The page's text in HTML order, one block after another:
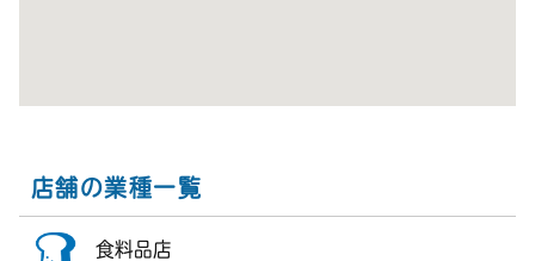
店舗の業種一覧
食料品店